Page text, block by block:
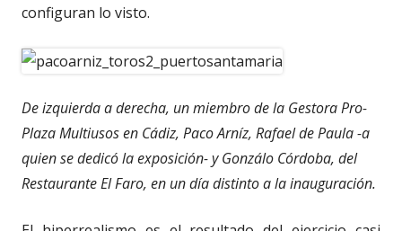
configuran lo visto.
De izquierda a derecha, un miembro de la Gestora Pro-
Plaza Multiusos en Cádiz, Paco Arníz, Rafael de Paula -a
quien se dedicó la exposición- y Gonzálo Córdoba, del
Restaurante El Faro, en un día distinto a la inauguración.